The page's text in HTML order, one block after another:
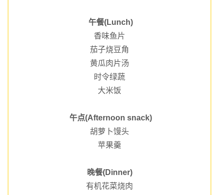
午餐(Lunch)
香味鱼片
茄子烧豆角
黄瓜肉片汤
时令绿蔬
大米饭
午点(Afternoon snack)
胡萝卜馒头
苹果羹
晚餐(Dinner)
有机花菜烧肉